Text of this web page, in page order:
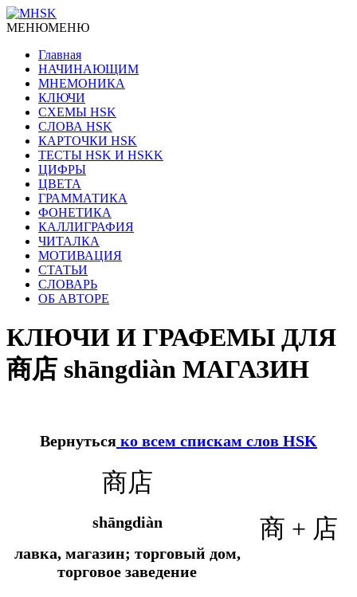
МЕНЮМЕНЮ
Главная
НАЧИНАЮЩИМ
МНЕМОНИКА
КЛЮЧИ
СХЕМЫ HSK
СЛОВА HSK
КАРТОЧКИ HSK
ТЕСТЫ HSK И HSKK
ЦИФРЫ
ЦВЕТА
ГРАММАТИКА
ФОНЕТИКА
КАЛЛИГРАФИЯ
ЧИТАЛКА
МОТИВАЦИЯ
СТАТЬИ
СЛОВАРЬ
ОБ АВТОРЕ
КЛЮЧИ И ГРАФЕМЫ ДЛЯ
商店 shāngdiàn МАГАЗИН
Вернуться ко всем спискам слов HSK
商店
shāngdiàn
лавка, магазин; торговый дом,
торговое заведение
商 + 店